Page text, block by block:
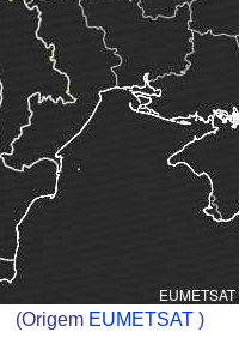
(Origem EUMETSAT )